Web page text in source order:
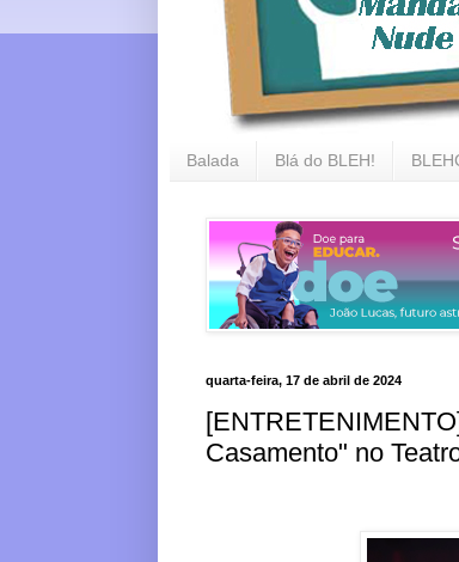
Balada Blá do BLEH!
quarta-feira, 17 de abril de 2024
Casamento" no